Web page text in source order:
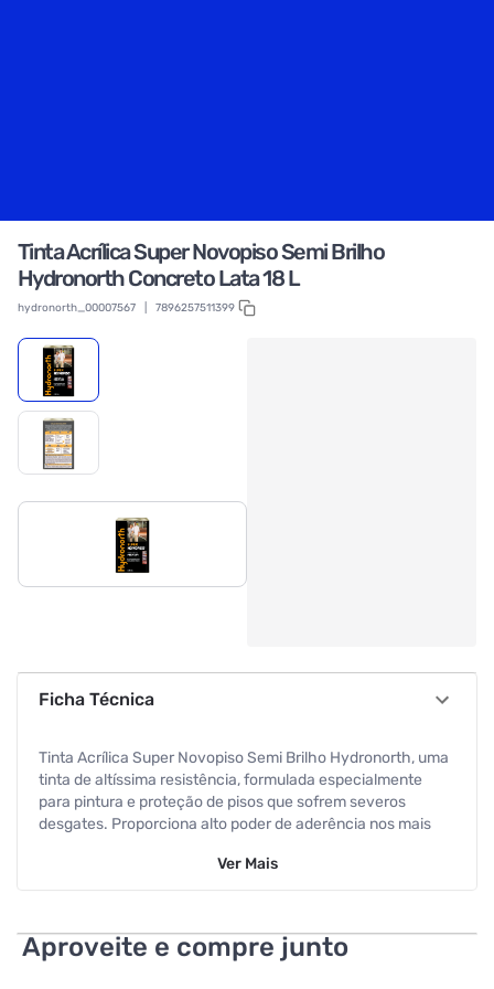
Tinta Acrílica Super Novopiso Semi Brilho
Hydronorth Concreto Lata 18 L
hydronorth_00007567 7896257511399
Ficha Técnica
Tinta Acrílica Super Novopiso Semi Brilho Hydronorth, uma
tinta de altíssima resistência, formulada especialmente
para pintura e proteção de pisos que sofrem severos
desgates. Proporciona alto poder de aderência nos mais
pintura. Sua excelente resistência a limpeza é outra
Acabamento: Semi Brilho Indicação de Aplicação: Indicado
para proteção e embelezamento de pisos em geral, pisos
Ver Mais
Aproveite e compre junto